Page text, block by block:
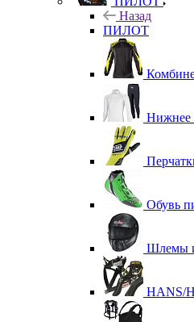
Назад
ПИЛОТ
Нижнее
Обувь
Шлемы
HANS/